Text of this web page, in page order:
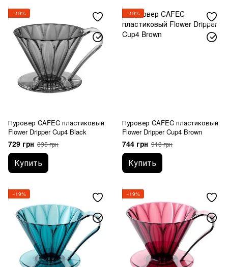
−19%
Пуровер CAFEC пластиковый
Flower Dripper Cup4 Black
729 грн 895 грн
Купить
−19%
Пуровер CAFEC пластиковый
Flower Dripper Cup4 Brown
744 грн 913 грн
Купить
−19% −19%